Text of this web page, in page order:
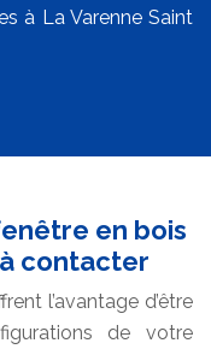
à La Varenne Saint
en bois
contacter
l’avantage d’être
de votre